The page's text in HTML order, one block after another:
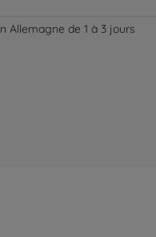
Allemagne de 1 à 3 jours